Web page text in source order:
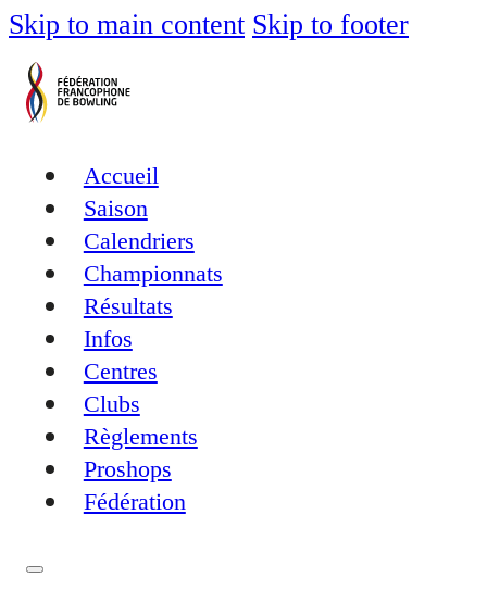
Skip to main content Skip to footer
Accueil
Saison
Calendriers
Championnats
Résultats
Infos
Centres
Clubs
Règlements
Proshops
Fédération